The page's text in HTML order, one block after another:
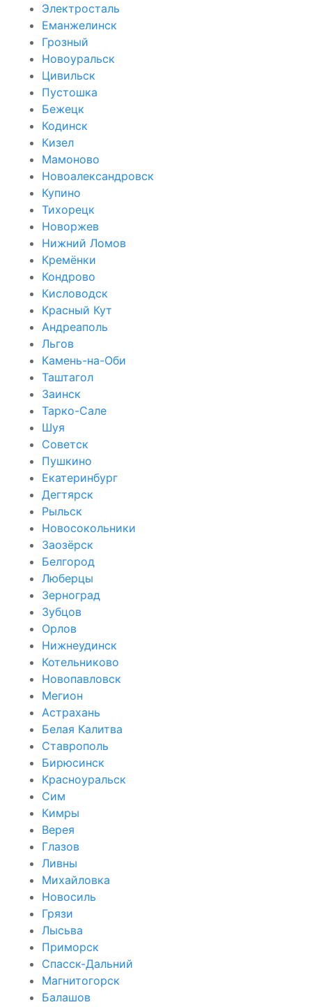
Электросталь
Еманжелинск
Грозный
Новоуральск
Цивильск
Пустошка
Бежецк
Кодинск
Кизел
Мамоново
Новоалександровск
Купино
Тихорецк
Новоржев
Нижний Ломов
Кремёнки
Кондрово
Кисловодск
Красный Кут
Андреаполь
Льгов
Камень-на-Оби
Таштагол
Заинск
Тарко-Сале
Шуя
Советск
Пушкино
Екатеринбург
Дегтярск
Рыльск
Новосокольники
Заозёрск
Белгород
Люберцы
Зерноград
Зубцов
Орлов
Нижнеудинск
Котельниково
Новопавловск
Мегион
Астрахань
Белая Калитва
Ставрополь
Бирюсинск
Красноуральск
Сим
Кимры
Верея
Глазов
Ливны
Михайловка
Новосиль
Грязи
Лысьва
Приморск
Спасск-Дальний
Магнитогорск
Балашов